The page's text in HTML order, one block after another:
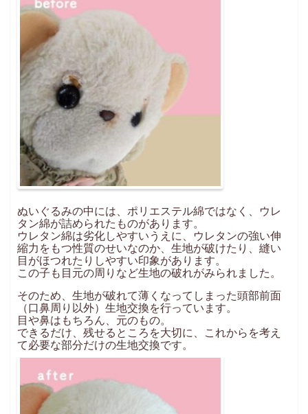
ぬいぐるみの中には、ポリエステル綿ではなく、ウレ
タン綿が詰められたものがあります。
ウレタン綿は劣化しやすいうえに、ウレタンの強い伸
縮力をもつ性質のせいなのか、生地が破けたり、縫い
目がほつれたりしやすい印象があります。
この子も目元の周りなど生地の破れがみられました。
そのため、生地が破れて薄くなってしまった頭部前面
（口鼻周り以外）生地交換を行っています。
目や鼻はもちろん、元のもの。
できるだけ、残せるところを大切に、これからを考え
て必要な部分だけの生地交換です。